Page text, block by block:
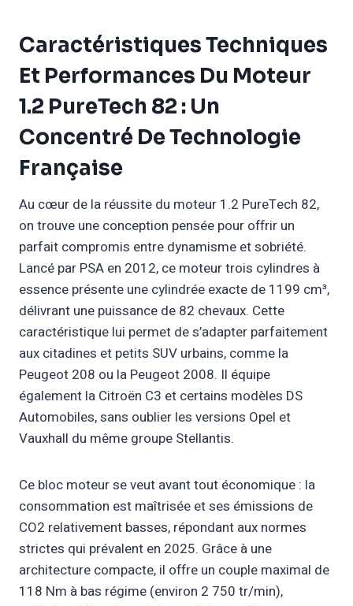
Caractéristiques Techniques
Et Performances Du Moteur
1.2 PureTech 82 : Un
Concentré De Technologie
Française
Au cœur de la réussite du moteur 1.2 PureTech 82,
on trouve une conception pensée pour offrir un
parfait compromis entre dynamisme et sobriété.
Lancé par PSA en 2012, ce moteur trois cylindres à
essence présente une cylindrée exacte de 1199 cm³,
délivrant une puissance de 82 chevaux. Cette
caractéristique lui permet de s’adapter parfaitement
aux citadines et petits SUV urbains, comme la
Peugeot 208 ou la Peugeot 2008. Il équipe
également la Citroën C3 et certains modèles DS
Automobiles, sans oublier les versions Opel et
Vauxhall du même groupe Stellantis.
Ce bloc moteur se veut avant tout économique : la
consommation est maîtrisée et ses émissions de
CO2 relativement basses, répondant aux normes
strictes qui prévalent en 2025. Grâce à une
architecture compacte, il offre un couple maximal de
118 Nm à bas régime (environ 2 750 tr/min),